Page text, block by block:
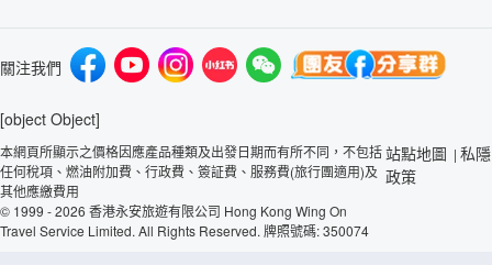
關注我們
[object Object]
本網頁所顯示之價格因應產品種類及出發日期而有所不同，不包括
任何稅項、燃油附加費、行政費、簽証費、服務費(旅行團適用)及
其他應繳費用
© 1999 - 2026 香港永安旅遊有限公司 Hong Kong Wing On
Travel Service Limited. All Rights Reserved. 牌照號碼: 350074
站點地圖 | 私隱
政策